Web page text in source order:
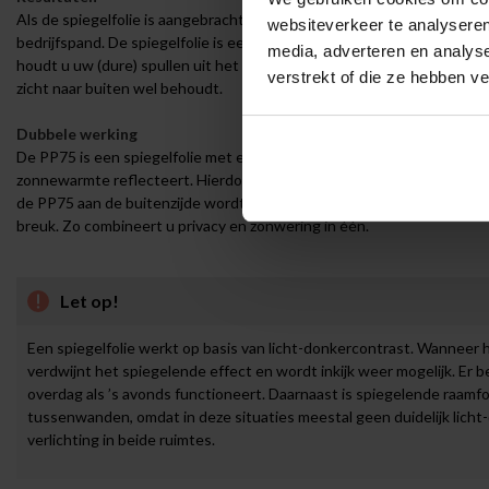
websiteverkeer te
media, adverteren en
verstrekt of die ze hebben
Als de spiegelfolie is aangebracht verandert het glas in een spiegel.
bedrijfspand. De spiegelfolie is een perfecte oplossing om op een
houdt u uw (dure) spullen uit het zicht van ongenodigde. Daarnaast
zicht naar buiten wel behoudt.
Dubbele werking
De PP75 is een spiegelfolie met een zilverkleurige afwerking die niet
zonnewarmte reflecteert. Hierdoor draagt de PP75 bij aan een
de PP75 aan de buitenzijde wordt aangebracht, is de folie geschikt
breuk. Zo combineert u privacy en zonwering in één.
Let op!
Een spiegelfolie werkt op basis van licht-donkercontrast. Wanneer
verdwijnt het spiegelende effect en wordt inkijk weer mogelijk. Er
overdag als ’s avonds functioneert. Daarnaast is spiegelende
tussenwanden, omdat in deze situaties meestal geen duidelijk
verlichting in beide ruimtes.